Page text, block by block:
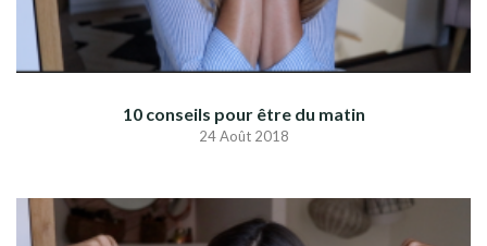
10 conseils pour être du matin
24 Août 2018